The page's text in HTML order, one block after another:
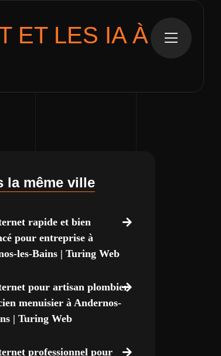
ET LES IAÀ
la même ville
rapide et bien
pour entreprise à
les-Bains | Turing Web
pour artisan plombier
menuisier à Andernos-
| Turing Web
professionnel pour